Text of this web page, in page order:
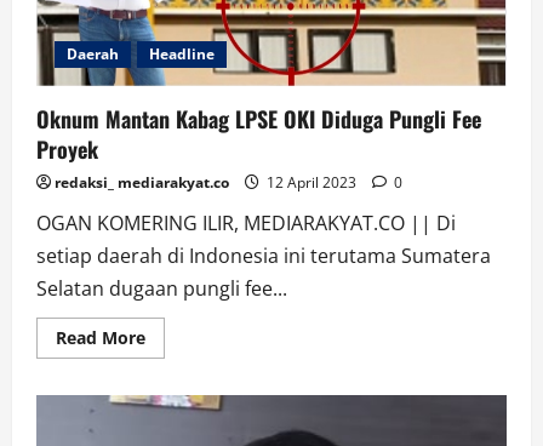
Daerah Headline
Oknum Mantan Kabag LPSE OKI Diduga Pungli Fee
Proyek
redaksi_ mediarakyat.co 12 April 2023 0
OGAN KOMERING ILIR, MEDIARAKYAT.CO || Di
setiap daerah di Indonesia ini terutama Sumatera
Selatan dugaan pungli fee...
Read MoreRead
more
Mantan